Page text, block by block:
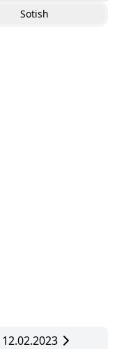
Sotish
12.02.2023